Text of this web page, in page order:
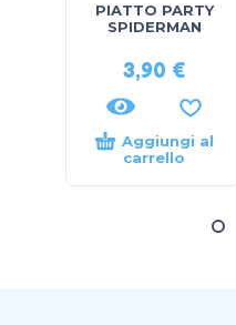
PIATTO PARTY
SPIDERMAN
3,90 €
Aggiungi al
carrello